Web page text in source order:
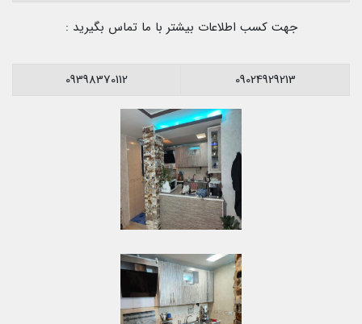
جهت کسب اطلاعات بیشتر با ما تماس بگیرید :
09024929213
09398370112